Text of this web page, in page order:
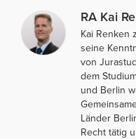
RA Kai
Kai Renken
seine
von
dem
und Berlin
Länder
Recht tätig